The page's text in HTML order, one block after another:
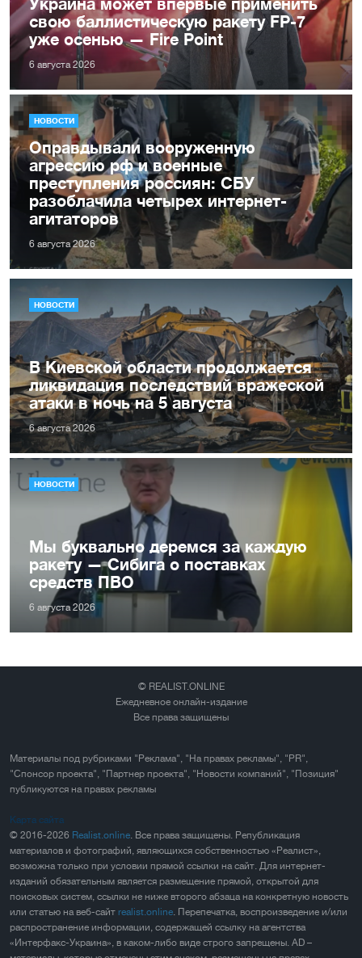
свою баллистическую ракету FP-7
уже осенью — Fire Point
6 августа 2026
НОВОСТИ
Оправдывали вооруженную
агрессию рф и военные
преступления россиян: СБУ
разоблачила четырех интернет-
агитаторов
6 августа 2026
НОВОСТИ
В Киевской области продолжается
ликвидация последствий вражеской
атаки в ночь на 5 августа
6 августа 2026
НОВОСТИ
Мы буквально деремся за каждую
ракету — Сибига о поставках
средств ПВО
6 августа 2026
© REALIST.ONLINE
Ежедневное онлайн-издание
Все права защищены
Материалы под рубриками "Реклама", "На правах рекламы", "PR",
"Спонсор проекта", "Партнер проекта", "Новости компаний", "Позиция"
публикуются на правах рекламы
Карта сайта
© 2016-2026 Realist.online . Все права защищены. Републикация
материалов и фотографий, являющихся собственностью «Реалист»,
возможна только при условии прямой ссылки на сайт. Для интернет-
изданий обязательным является размещение прямой, открытой для
поисковых систем, ссылки не ниже второго абзаца на конкретную новость
или статью на веб-сайт realist.online . Перепечатка, воспроизведение и/или
распространение информации, содержащей ссылку на агентства
«Интерфакс-Украина», в каком-либо виде строго запрещены. AD –